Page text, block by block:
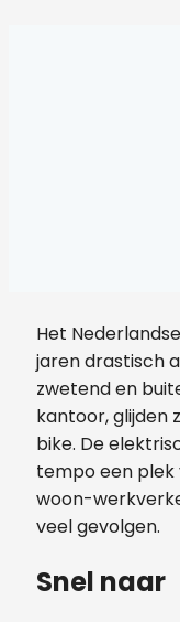
Het
jaren drastisch
zwetend en
kantoor, glijden
bike. De
tempo een plek
woon-
veel gevolgen.
Snel naar